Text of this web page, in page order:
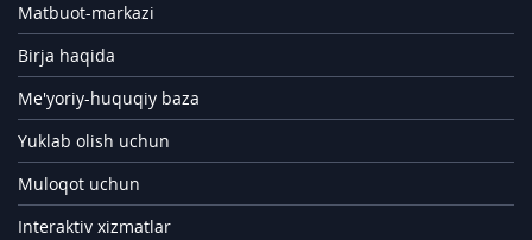
Matbuot-markazi
Birja haqida
Me'yoriy-huquqiy baza
Yuklab olish uchun
Muloqot uchun
Interaktiv xizmatlar